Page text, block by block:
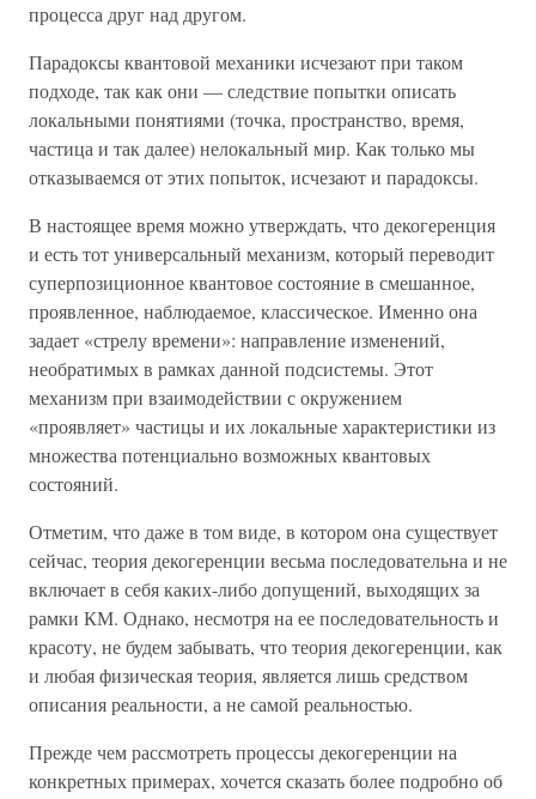
процесса друг над другом.
Парадоксы квантовой механики исчезают при таком
подходе, так как они — следствие попытки описать
локальными понятиями (точка, пространство, время,
частица и так далее) нелокальный мир. Как только мы
отказываемся от этих попыток, исчезают и парадоксы.
В настоящее время можно утверждать, что декогеренция
и есть тот универсальный механизм, который переводит
суперпозиционное квантовое состояние в смешанное,
проявленное, наблюдаемое, классическое. Именно она
задает «стрелу времени»: направление изменений,
необратимых в рамках данной подсистемы. Этот
механизм при взаимодействии с окружением
«проявляет» частицы и их локальные характеристики из
множества потенциально возможных квантовых
состояний.
Отметим, что даже в том виде, в котором она существует
сейчас, теория декогеренции весьма последовательна и не
включает в себя каких-либо допущений, выходящих за
рамки КМ. Однако, несмотря на ее последовательность и
красоту, не будем забывать, что теория декогеренции, как
и любая физическая теория, является лишь средством
описания реальности, а не самой реальностью.
Прежде чем рассмотреть процессы декогеренции на
конкретных примерах, хочется сказать более подробно об